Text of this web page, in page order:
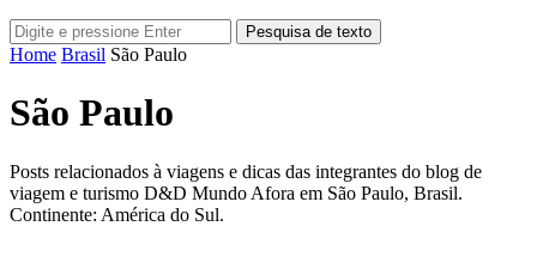
Pesquisa de texto
Home Brasil São Paulo
São Paulo
Posts relacionados à viagens e dicas das integrantes do blog de
viagem e turismo D&D Mundo Afora em São Paulo, Brasil.
Continente: América do Sul.